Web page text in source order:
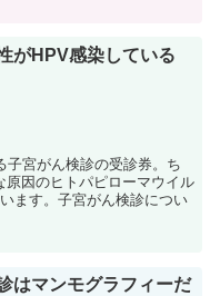
がHPV感染している
子宮がん検診の受診券。ち
原因のヒトパピローマウイル
ます。子宮がん検診につい
はマンモグラフィーだ